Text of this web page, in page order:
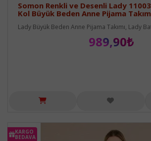
Somon Renkli ve Desenli Lady 11003
Kol Büyük Beden Anne Pijama
Lady Büyük Beden Anne Pijama Takımı, Lady
989,90₺
KARGO
BEDAVA